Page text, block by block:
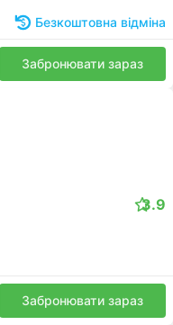
Безкоштовна відміна
Забронювати зараз
3.9
Забронювати зараз